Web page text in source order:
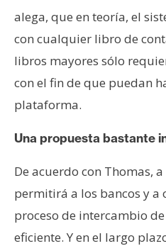
alega, que en teoría, el
con cualquier libro de
libros mayores sólo
con el fin de que puedan
plataforma.
Una propuesta bastante
De acuerdo con Thomas,
permitirá a los bancos y a
proceso de intercambio
eficiente. Y en el largo